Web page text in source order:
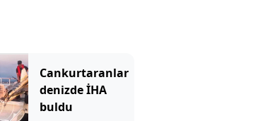
Cankurtaranlar
denizde İHA
buldu